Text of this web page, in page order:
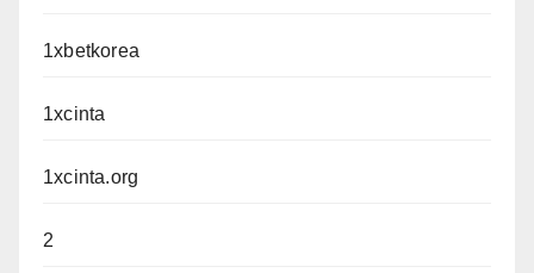
1xbetkorea
1xcinta
1xcinta.org
2